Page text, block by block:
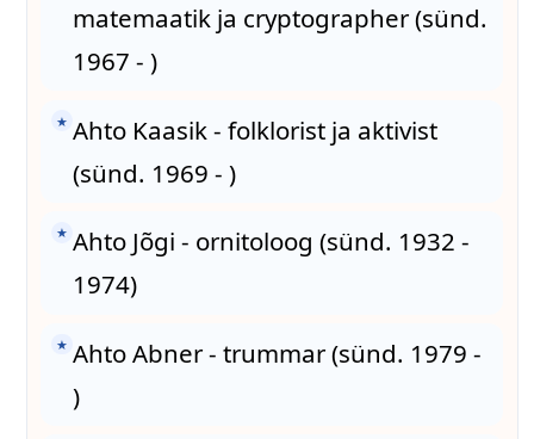
matemaatik ja cryptographer (sünd.
1967 - )
★ Ahto Kaasik - folklorist ja aktivist
(sünd. 1969 - )
★ Ahto Jõgi - ornitoloog (sünd. 1932 -
1974)
★ Ahto Abner - trummar (sünd. 1979 -
)